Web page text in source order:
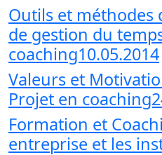
Outils et méthodes
de gestion du
coaching10.05.2014
Valeurs et
Projet en
Formation et
entreprise et les